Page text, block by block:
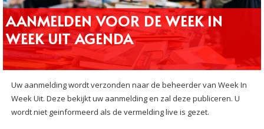
AANMELDEN VOOR DE WEEK IN
WEEK UIT AGENDA
Uw aanmelding wordt verzonden naar de beheerder van Week In
Week Uit. Deze bekijkt uw aanmelding en zal deze publiceren. U
wordt niet geinformeerd als de vermelding live is gezet.